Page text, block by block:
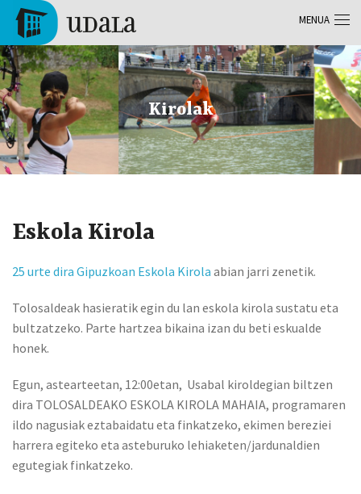
Skip to main content
Tolosa
Kirolak
Eskola Kirola
25 urte dira Gipuzkoan Eskola Kirola abian jarri zenetik.
Tolosaldeak hasieratik egin du lan eskola kirola sustatu eta
bultzatzeko. Parte hartzea bikaina izan du beti eskualde
honek.
Egun, astearteetan, 12:00etan, Usabal kiroldegian biltzen
dira TOLOSALDEAKO ESKOLA KIROLA MAHAIA, programaren
ildo nagusiak eztabaidatu eta finkatzeko, ekimen bereziei
harrera egiteko eta asteburuko lehiaketen/jardunaldien
egutegiak finkatzeko.
MENUA